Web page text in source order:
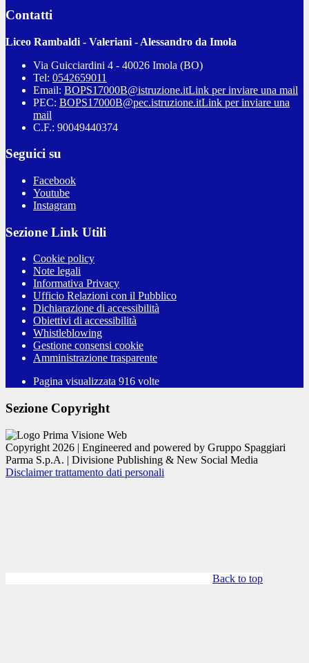
Contatti
Liceo Rambaldi - Valeriani - Alessandro da Imola
Via Guicciardini 4 - 40026 Imola (BO)
Tel: 0542659011
Email: BOPS17000B@istruzione.itLink per inviare una mail
PEC: BOPS17000B@pec.istruzione.itLink per inviare una
mail
C.F.: 90049440374
Seguici su
Facebook
Youtube
Instagram
Sezione Link Utili
Cookie policy
Note legali
Informativa Privacy
Ufficio Relazioni con il Pubblico
Dichiarazione di accessibilità
Obiettivi di accessibilità
Whistleblowing
Gestione consensi cookie
Amministrazione trasparente
Pagina visualizzata 916 volte
Sezione Copyright
Copyright 2026 | Engineered and powered by Gruppo Spaggiari
Parma S.p.A. | Divisione Publishing & New Social Media
Disclaimer trattamento dati personali
Back to top